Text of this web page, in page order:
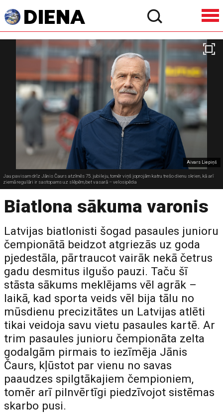
Aivars Liepiņš
Jau pavisam drīz Jānis Čaurs atzīmēs 75. jubileju, tomēr viņš joprojām katru trešo dienu skrien, kā arī
ziemā regulāri ir sastopams uz slēpēm, bet vasarā – velosipēda
Biatlona sākuma varonis
Latvijas biatlonisti šogad pasaules junioru
čempionātā beidzot atgriezās uz goda
pjedestāla, pārtraucot vairāk nekā četrus
gadu desmitus ilgušo pauzi. Taču šī
stāsta sākums meklējams vēl agrāk –
laikā, kad sporta veids vēl bija tālu no
mūsdienu precizitātes un Latvijas atlēti
tikai veidoja savu vietu pasaules kartē. Ar
trim pasaules junioru čempionāta zelta
godalgām pirmais to iezīmēja Jānis
Čaurs, kļūstot par vienu no savas
paaudzes spilgtākajiem čempioniem,
tomēr arī pilnvērtīgi piedzīvojot sistēmas
skarbo pusi.